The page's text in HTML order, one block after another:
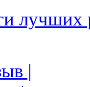
лучших
|